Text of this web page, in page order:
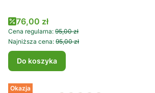
Cena promocyjna
76,00 zł
Cena regularna: 95,00 zł
Najniższa cena: 95,00 zł
Do koszyka
Okazja